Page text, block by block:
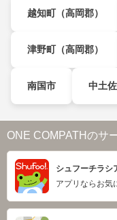
越知町（高岡郡）
津野町（高岡郡）
南国市 中土
ONE COMPATHのサ
シュフーチラシ
アプリならお気